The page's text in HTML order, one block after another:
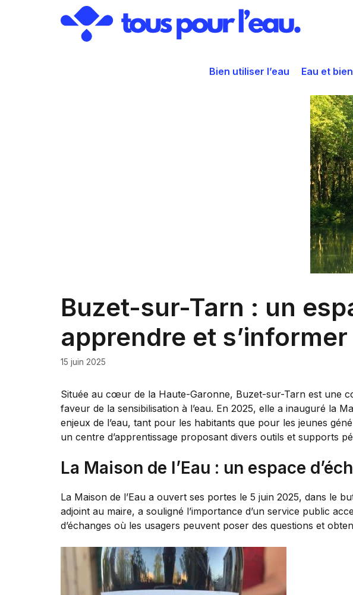
Bien utiliser l’eau Eau et
Buzet-sur-Tarn : un
apprendre et s’informer
15 juin 2025
Située au cœur de la Haute-Garonne, Buzet-sur-Tarn est une
faveur de la sensibilisation à l’eau. En 2025, elle a inauguré la
enjeux de l’eau, tant pour les habitants que pour les jeunes
un centre d’apprentissage proposant divers outils et supports
La Maison de l’Eau : un espace
La Maison de l’Eau a ouvert ses portes le 5 juin 2025, dans le
adjoint au maire, a souligné l’importance d’un service public
d’échanges où les usagers peuvent poser des questions et